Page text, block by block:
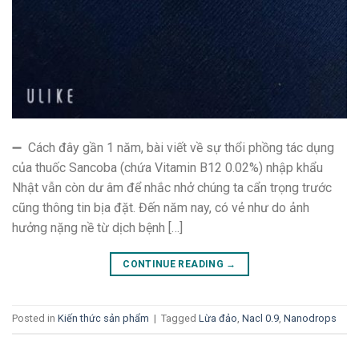
➖ Cách đây gần 1 năm, bài viết về sự thổi phồng tác dụng
của thuốc Sancoba (chứa Vitamin B12 0.02%) nhập khẩu
Nhật vẫn còn dư âm để nhắc nhở chúng ta cẩn trọng trước
cũng thông tin bịa đặt. Đến năm nay, có vẻ như do ảnh
hưởng nặng nề từ dịch bệnh […]
CONTINUE READING →
Posted in Kiến thức sản phẩm | Tagged Lừa đảo, Nacl 0.9, Nanodrops